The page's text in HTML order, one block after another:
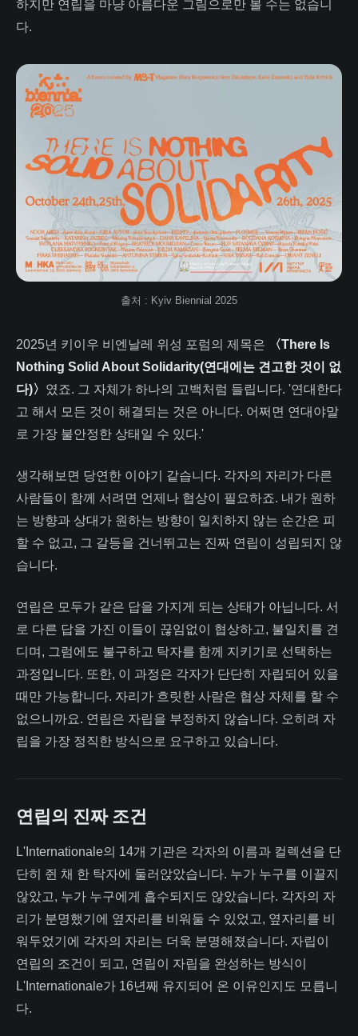
하지만 연립을 마냥 아름다운 그림으로만 볼 수는 없습니
다.
출처 : Kyiv Biennial 2025
2025년 키이우 비엔날레 위성 포럼의 제목은
〈There Is
Nothing Solid About Solidarity(연대에는 견고한 것이 없
다)〉 였죠. 그 자체가 하나의 고백처럼 들립니다. '연대한다
고 해서 모든 것이 해결되는 것은 아니다. 어쩌면 연대야말
로 가장 불안정한 상태일 수 있다.'
생각해보면 당연한 이야기 같습니다. 각자의 자리가 다른
사람들이 함께 서려면 언제나 협상이 필요하죠. 내가 원하
는 방향과 상대가 원하는 방향이 일치하지 않는 순간은 피
할 수 없고, 그 갈등을 건너뛰고는 진짜 연립이 성립되지 않
습니다.
연립은 모두가 같은 답을 가지게 되는 상태가 아닙니다. 서
로 다른 답을 가진 이들이 끊임없이 협상하고, 불일치를 견
디며, 그럼에도 불구하고 탁자를 함께 지키기로 선택하는
과정입니다. 또한, 이 과정은 각자가 단단히 자립되어 있을
때만 가능합니다. 자리가 흐릿한 사람은 협상 자체를 할 수
없으니까요. 연립은 자립을 부정하지 않습니다. 오히려 자
립을 가장 정직한 방식으로 요구하고 있습니다.
연립의 진짜 조건
L'Internationale의 14개 기관은 각자의 이름과 컬렉션을 단
단히 쥔 채 한 탁자에 둘러앉았습니다. 누가 누구를 이끌지
않았고, 누가 누구에게 흡수되지도 않았습니다. 각자의 자
리가 분명했기에 옆자리를 비워둘 수 있었고, 옆자리를 비
워두었기에 각자의 자리는 더욱 분명해졌습니다. 자립이
연립의 조건이 되고, 연립이 자립을 완성하는 방식이
L'Internationale가 16년째 유지되어 온 이유인지도 모릅니
다.